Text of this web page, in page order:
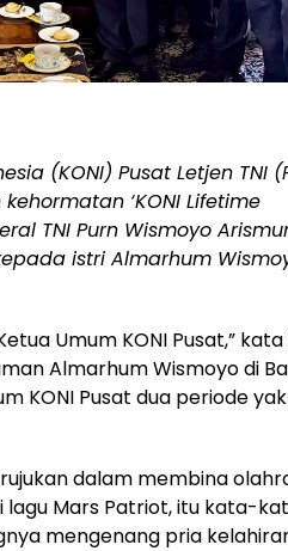
(KONI) Pusat Letjen TNI
‘KONI Lifetime
TNI Purn Wismoyo
istri Almarhum
Umum KONI Pusat,”
Almarhum Wismoyo di
KONI Pusat dua periode
dalam membina
Mars Patriot, itu kata-
mengenang pria